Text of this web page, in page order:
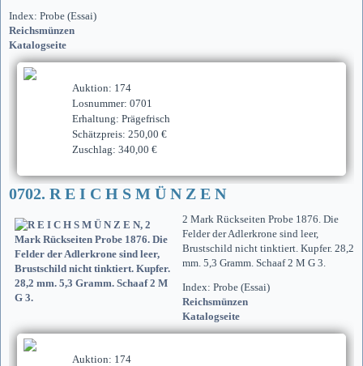
Index: Probe (Essai)
Reichsmünzen
Katalogseite
Auktion: 174
Losnummer: 0701
Erhaltung: Prägefrisch
Schätzpreis: 250,00 €
Zuschlag: 340,00 €
0702. R E I C H S M Ü N Z E N
2 Mark Rückseiten Probe 1876. Die
Felder der Adlerkrone sind leer,
Brustschild nicht tinktiert. Kupfer. 28,2
mm. 5,3 Gramm. Schaaf 2 M G 3.
Index: Probe (Essai)
Reichsmünzen
Katalogseite
Auktion: 174